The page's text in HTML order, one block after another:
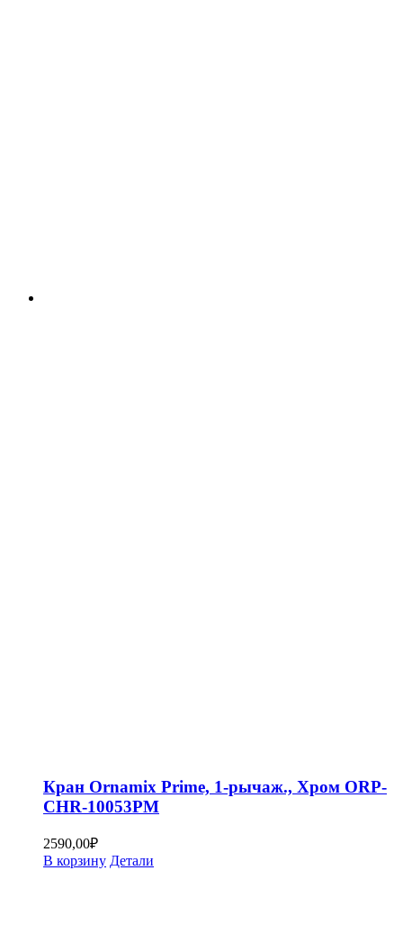
Кран Ornamix Prime, 1-рычаж., Хром ORP-
CHR-10053PM
2590,00₽
В корзину Детали